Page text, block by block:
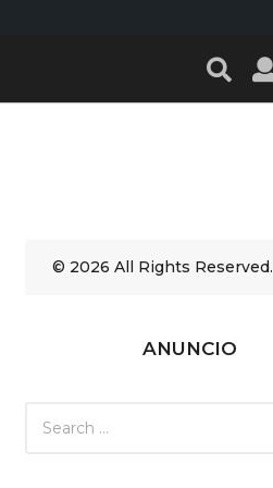
© 2026 All Rights Reserved.
ANUNCIO